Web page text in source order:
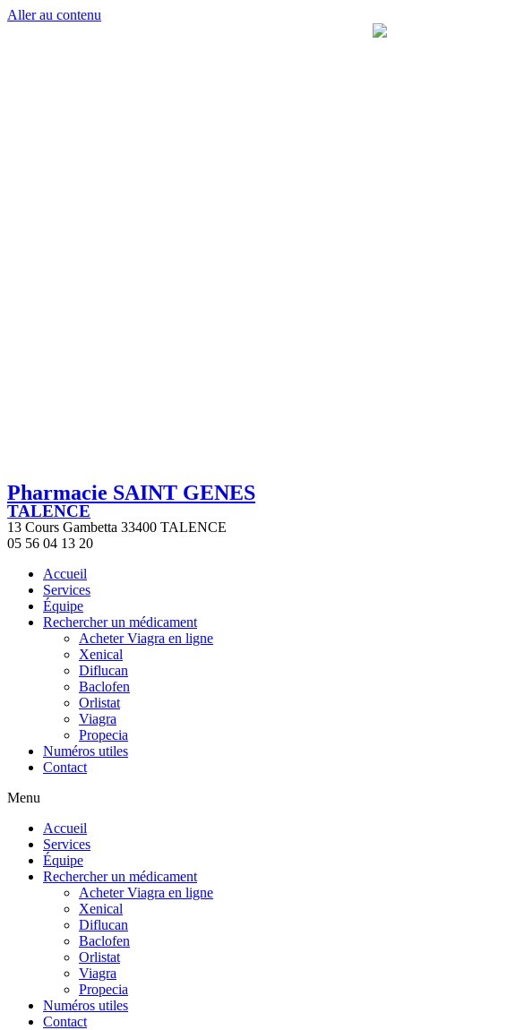
Aller au contenu
Pharmacie SAINT GENES
TALENCE
13 Cours Gambetta 33400 TALENCE
05 56 04 13 20
Accueil
Services
Équipe
Rechercher un médicament
Acheter Viagra en ligne
Xenical
Diflucan
Baclofen
Orlistat
Viagra
Propecia
Numéros utiles
Contact
Menu
Accueil
Services
Équipe
Rechercher un médicament
Acheter Viagra en ligne
Xenical
Diflucan
Baclofen
Orlistat
Viagra
Propecia
Numéros utiles
Contact